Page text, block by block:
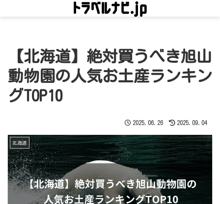
【北海道】絶対買うべき旭山
動物園の人気お土産ランキン
グTOP10
2025.06.26 2025.09.04
北海道